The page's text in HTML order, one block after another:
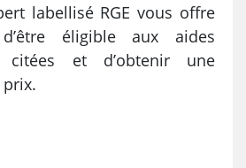
labellisé RGE vous offre
éligible aux aides
citées et d’obtenir une